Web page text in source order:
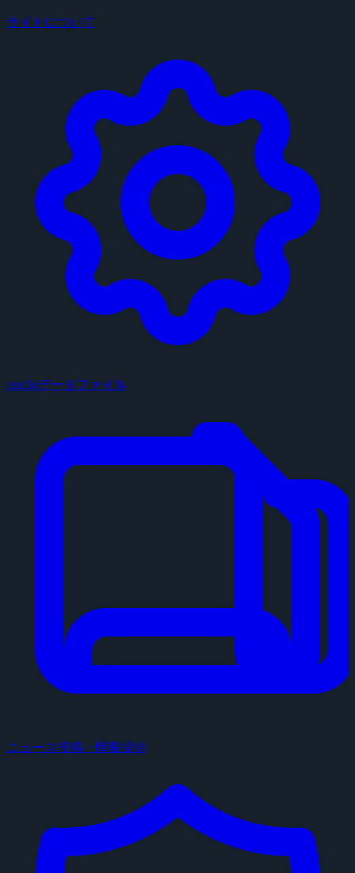
サイトについて
configデータファイル
ニュース投稿・情報提供